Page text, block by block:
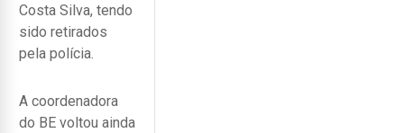
Costa Silva, tendo
sido retirados
pela polícia.
A coordenadora
do BE voltou ainda